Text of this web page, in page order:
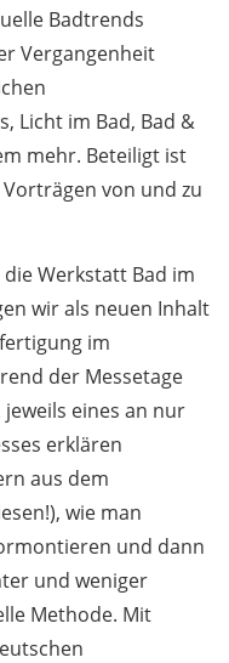
Badtrends
Vergangenheit
Licht im Bad, Bad &
mehr. Beteiligt ist
von und zu
die Werkstatt Bad im
wir als neuen Inhalt
im
der Messetage
eines an nur
erklären
aus dem
wie man
und dann
und weniger
Methode. Mit